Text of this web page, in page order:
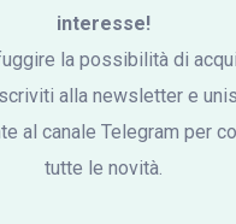
interesse!
la possibilità di
alla newsletter e
al canale Telegram per
tutte le novità.